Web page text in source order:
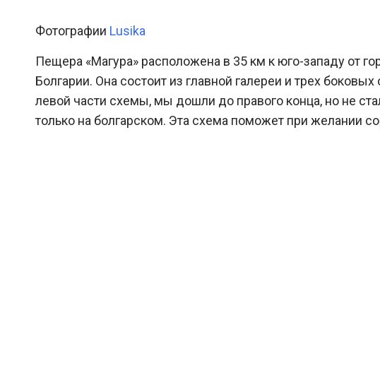
Фотографии Lusika
Пещера «Магура» расположена в 35 км к юго-западу от
Болгарии. Она состоит из главной галереи и трех
левой части схемы, мы дошли до правого конца, но не
только на болгарском. Эта схема поможет при желании